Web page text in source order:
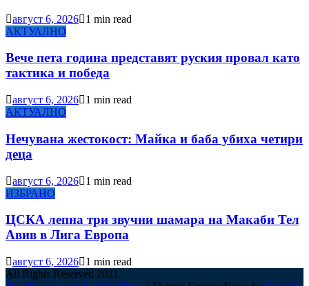
август 6, 2026
1 min read
АКТУАЛНО
Вече пета година представят руския провал като
тактика и победа
август 6, 2026
1 min read
АКТУАЛНО
Нечувана жестокост: Майка и баба убиха четири
деца
август 6, 2026
1 min read
ИЗБРАНО
ЦСКА лепна три звучни шамара на Макаби Тел
Авив в Лига Европа
август 6, 2026
1 min read
All Rights Reserved 2021.